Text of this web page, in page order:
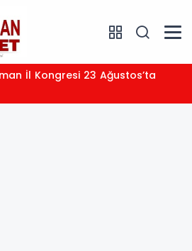
İl Kongresi 23 Ağustos’ta